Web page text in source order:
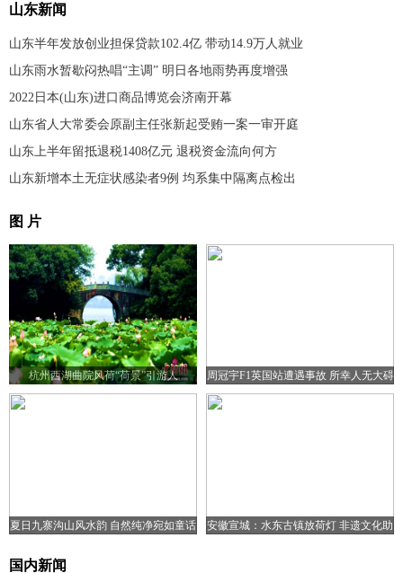
山东新闻
山东半年发放创业担保贷款102.4亿 带动14.9万人就业
山东雨水暂歇闷热唱“主调” 明日各地雨势再度增强
2022日本(山东)进口商品博览会济南开幕
山东省人大常委会原副主任张新起受贿一案一审开庭
山东上半年留抵退税1408亿元 退税资金流向何方
山东新增本土无症状感染者9例 均系集中隔离点检出
图 片
杭州西湖曲院风荷“荷景”引游人 周冠宇F1英国站遭遇事故 所幸人无大碍
夏日九寨沟山风水韵 自然纯净宛如童话
安徽宣城：水东古镇放荷灯 非遗文化助
国内新闻